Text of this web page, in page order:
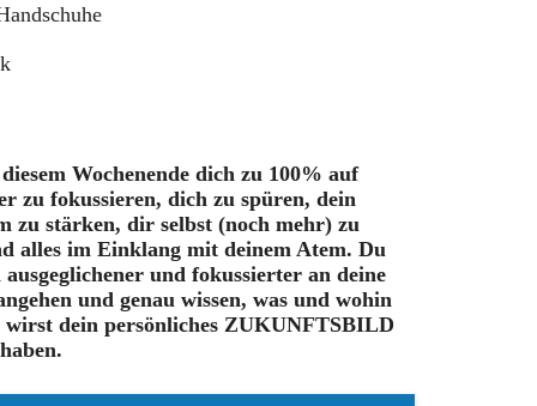
Wochenende dich zu 100% auf
zu fokussieren, dich zu spüren, dein
zu stärken, dir selbst (noch mehr) zu
alles im Einklang mit deinem Atem. Du
und fokussierter an deine
und genau wissen, was und wohin
dein persönliches ZUKUNFTSBILD